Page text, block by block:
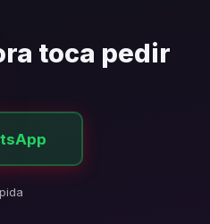
toca pedir